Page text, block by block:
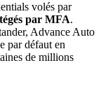
volés par
par MFA.
Advance Auto
par défaut en
de millions